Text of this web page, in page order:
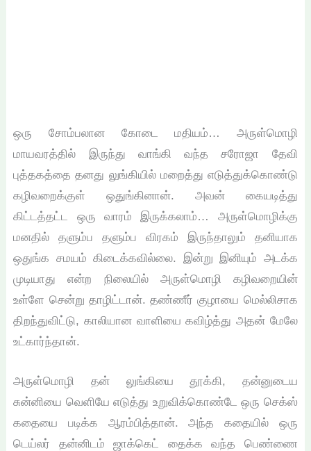
ஒரு சோம்பலான கோடை மதியம்… அருள்மொழி
மாயவரத்தில் இருந்து வாங்கி வந்த சரோஜா தேவி
புத்தகத்தை தனது லுங்கியில் மறைத்து எடுத்துக்கொண்டு
கழிவறைக்குள் ஒதுங்கினான். அவன் கையடித்து
கிட்டத்தட்ட ஒரு வாரம் இருக்கலாம்… அருள்மொழிக்கு
மனதில் தளும்ப தளும்ப விரகம் இருந்தாலும் தனியாக
ஒதுங்க சமயம் கிடைக்கவில்லை. இன்று இனியும் அடக்க
முடியாது என்ற நிலையில் அருள்மொழி கழிவறையின்
உள்ளே சென்று தாழிட்டான். தண்ணீர் குழாயை மெல்லிசாக
திறந்துவிட்டு, காலியான வாளியை கவிழ்த்து அதன் மேலே
உட்கார்ந்தான்.
அருள்மொழி தன் லுங்கியை தூக்கி, தன்னுடைய
சுன்னியை வெளியே எடுத்து உறுவிக்கொண்டே ஒரு செக்ஸ்
கதையை படிக்க ஆரம்பித்தான். அந்த கதையில் ஒரு
டெய்லர் தன்னிடம் ஜாக்கெட் தைக்க வந்த பெண்ணை